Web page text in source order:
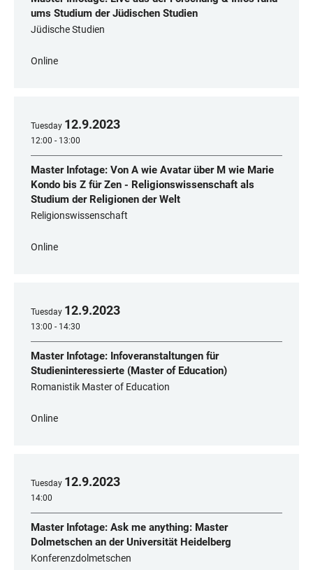
ums Studium der Jüdischen Studien
Jüdische Studien
Online
Tuesday 12.9.2023
12:00 - 13:00
Master Infotage: Von A wie Avatar über M wie Marie
Kondo bis Z für Zen - Religionswissenschaft als
Studium der Religionen der Welt
Religionswissenschaft
Online
Tuesday 12.9.2023
13:00 - 14:30
Master Infotage: Infoveranstaltungen für
Studieninteressierte (Master of Education)
Romanistik Master of Education
Online
Tuesday 12.9.2023
14:00
Master Infotage: Ask me anything: Master
Dolmetschen an der Universität Heidelberg
Konferenzdolmetschen